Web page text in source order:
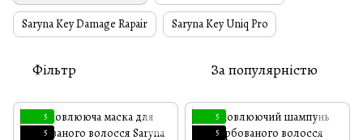
Saryna Key Damage Rapair Saryna Key Uniq Pro
Фільтр За популярністю
5
5
5
5